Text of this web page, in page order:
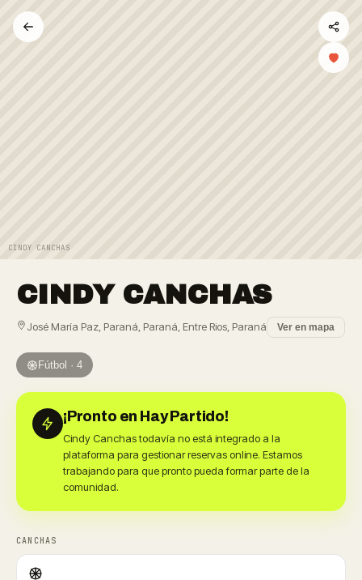
CINDY CANCHAS
CINDY CANCHAS
José María Paz, Paraná, Paraná, Entre Rios, Paraná Ver en mapa
Fútbol · 4
¡Pronto en Hay Partido!
Cindy Canchas todavía no está integrado a la
plataforma para gestionar reservas online. Estamos
trabajando para que pronto pueda formar parte de la
comunidad.
CANCHAS